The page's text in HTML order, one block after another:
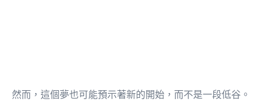
然而，這個夢也可能預示著新的開始，而不是一段低谷。